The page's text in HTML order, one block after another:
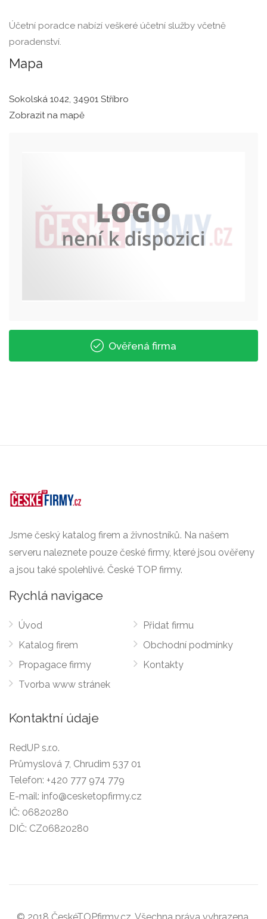
Účetní poradce nabízí veškeré účetní služby včetně
poradenství.
Mapa
Sokolská 1042, 34901 Stříbro
Zobrazit na mapě
Ověřená firma
Jsme český katalog firem a živnostníků. Na našem
serveru naleznete pouze české firmy, které jsou ověřeny
a jsou také spolehlivé. České TOP firmy.
Rychlá navigace
Úvod
Katalog firem
Propagace firmy
Tvorba www stránek
Přidat firmu
Obchodní podmínky
Kontakty
Kontaktní údaje
RedUP s.r.o.
Průmyslová 7, Chrudim 537 01
Telefon: +420 777 974 779
E-mail: info@cesketopfirmy.cz
IČ: 06820280
DIČ: CZ06820280